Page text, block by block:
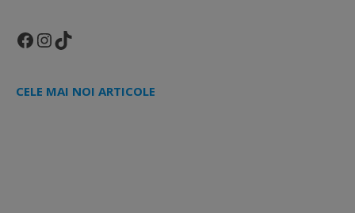
Facebook
Instagram
TikTok
CELE MAI NOI ARTICOLE